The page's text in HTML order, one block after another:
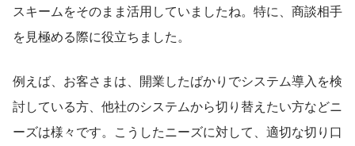
スキームをそのまま活用していましたね。特に、商談相手
を見極める際に役立ちました。
例えば、お客さまは、開業したばかりでシステム導入を検
討している方、他社のシステムから切り替えたい方などニ
ーズは様々です。こうしたニーズに対して、適切な切り口